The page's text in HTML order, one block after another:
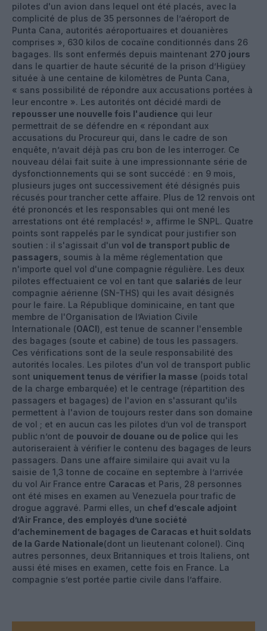
pilotes d'un avion dans lequel ont été placés, avec la
complicité de plus de 35 personnes de l’aéroport de
Punta Cana, autorités aéroportuaires et douanières
comprises », 630 kilos de cocaïne conditionnés dans 26
bagages. Ils sont enfermés depuis maintenant 270 jours
dans le quartier de haute sécurité de la prison d’Higüey
située à une centaine de kilomètres de Punta Cana,
« sans possibilité de répondre aux accusations portées à
leur encontre ». Les autorités ont décidé mardi de
repousser une nouvelle fois l'audience qui leur
permettrait de se défendre en « répondant aux
accusations du Procureur qui, dans le cadre de son
enquête, n’avait déjà pas cru bon de les interroger. Ce
nouveau délai fait suite à une impressionnante série de
dysfonctionnements qui se sont succédé : en 9 mois,
plusieurs juges ont successivement été désignés puis
récusés pour trancher cette affaire. Plus de 12 renvois ont
été prononcés et les responsables qui ont mené les
arrestations ont été remplacés! », affirme le SNPL. Quatre
points sont rappelés par le syndicat pour justifier son
soutien : il s'agissait d'un vol de transport public de
passagers , soumis à la même réglementation que
n'importe quel vol d'une compagnie régulière. Les deux
pilotes effectuaient ce vol en tant que salariés de leur
compagnie aérienne (SN-THS) qui les avait désignés
pour le faire. La République dominicaine, en tant que
membre de l'Organisation de l’Aviation Civile
Internationale (OACI), est tenue de scanner l'ensemble
des bagages (soute et cabine) de tous les passagers.
Ces vérifications sont de la seule responsabilité des
autorités locales. Les pilotes d'un vol de transport public
sont uniquement tenus de vérifier la masse (poids total
de la charge embarquée) et le centrage (répartition des
passagers et bagages) de l'avion en s'assurant qu'ils
permettent à l'avion de toujours rester dans son domaine
de vol ; et en aucun cas les pilotes d’un vol de transport
public n’ont de pouvoir de douane ou de police qui les
autoriseraient à vérifier le contenu des bagages de leurs
passagers. Dans une affaire similaire qui avait vu la
saisie de 1,3 tonne de cocaïne en septembre à l’arrivée
du vol Air France entre Caracas et Paris, 28 personnes
ont été mises en examen au Venezuela pour trafic de
drogue aggravé. Parmi elles, un chef d’escale adjoint
d’Air France, des employés d’une société
d’acheminement de bagages de Caracas et huit soldats
de la Garde Nationale(dont un lieutenant colonel). Cinq
autres personnes, deux Britanniques et trois Italiens, ont
aussi été mises en examen, cette fois en France. La
compagnie s’est portée partie civile dans l’affaire.